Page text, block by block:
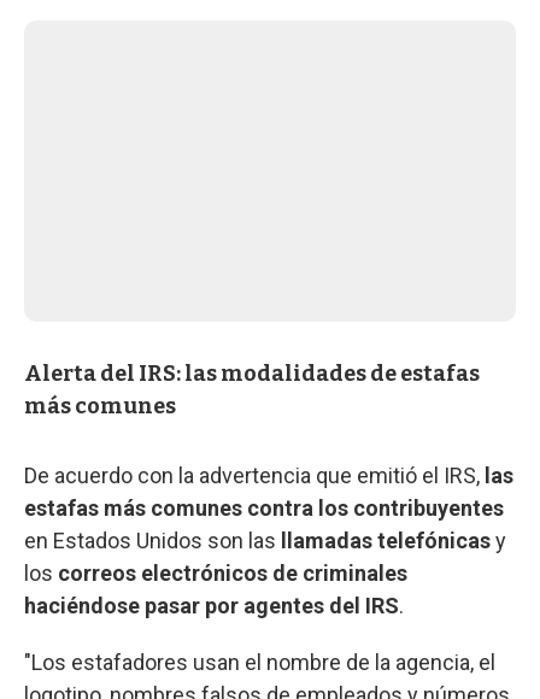
Alerta del IRS: las modalidades de estafas
más comunes
De acuerdo con la advertencia que emitió el IRS, las
estafas más comunes contra los contribuyentes
en Estados Unidos son las
llamadas telefónicasy
los correos electrónicos de criminales
haciéndose pasar por agentes del IRS.
"Los estafadores usan el nombre de la agencia, el